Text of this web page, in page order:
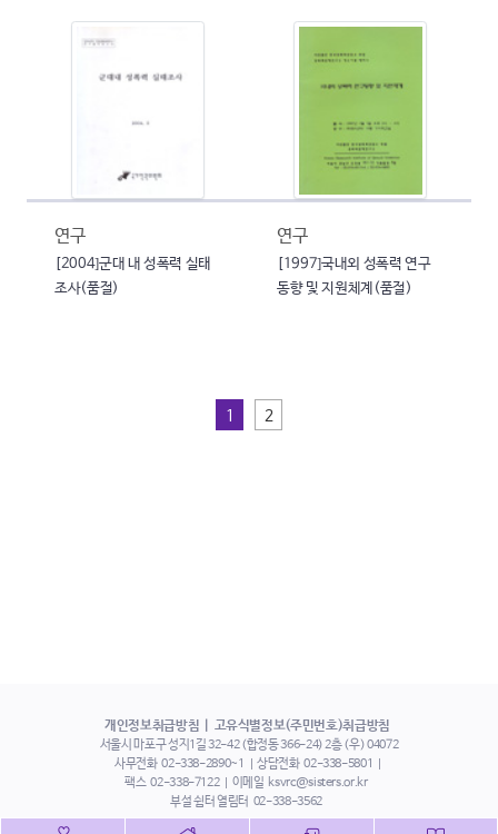
연구
[2004]군대 내 성폭력 실태
조사(품절)
연구
[1997]국내외 성폭력 연구
동향 및 지원체계(품절)
1 2
개인정보취급방침 고유식별정보(주민번호)취급방침
서울시 마포구 성지1길 32-42 (합정동 366-24) 2층 (우) 04072
사무전화 02-338-2890~1 상담전화 02-338-5801
팩스 02-338-7122 이메일 ksvrc@sisters.or.kr
부설 쉼터 열림터 02-338-3562